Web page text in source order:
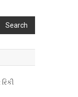
Search